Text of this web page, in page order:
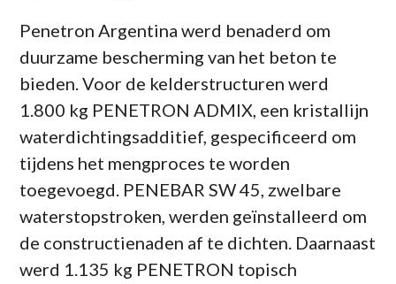
Penetron Argentina werd benaderd om
duurzame bescherming van het beton te
bieden. Voor de kelderstructuren werd
1.800 kg PENETRON ADMIX, een kristallijn
waterdichtingsadditief, gespecificeerd om
tijdens het mengproces te worden
toegevoegd. PENEBAR SW 45, zwelbare
waterstopstroken, werden geïnstalleerd om
de constructienaden af te dichten. Daarnaast
werd 1.135 kg PENETRON topisch